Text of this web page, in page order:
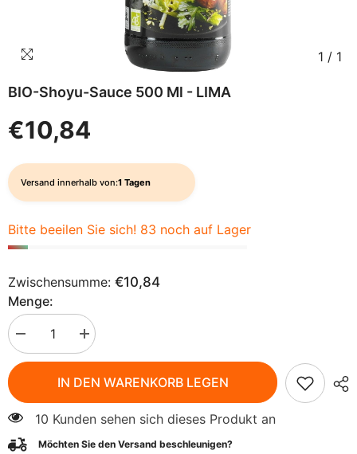
1 / 1
BIO-Shoyu-Sauce 500 Ml - LIMA
€10,84
Versand innerhalb von:1 Tagen
Bitte beeilen Sie sich! 83 noch auf Lager
Zwischensumme: €10,84
Menge:
verringern
für
Sauce
500
ml
-
LIMA
Menge
erhöhen
für
BIO-
Shoyu-
ml
LIMA
IN DEN WARENKORB LEGEN
10 Kunden sehen sich dieses Produkt an
Möchten Sie den Versand beschleunigen?